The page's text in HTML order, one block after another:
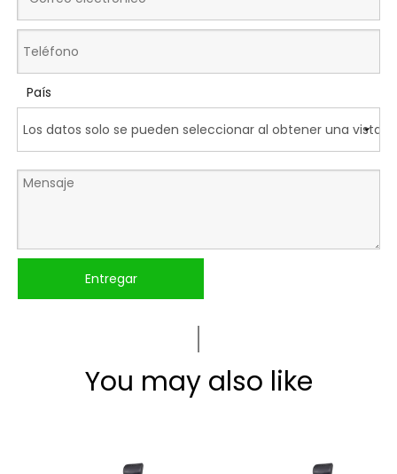
País
Entregar
You may also like